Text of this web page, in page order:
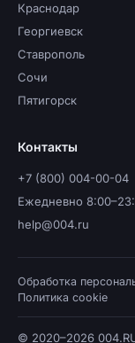
Краснодар
Георгиевск
Ставрополь
Сочи
Пятигорск
Контакты
+7 (800) 004-00-04
Ежедневно
help@004.ru
Обработка
Политика cookie
© 2020–2026